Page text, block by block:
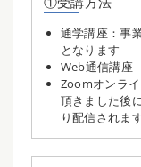
通学講座：事
となります
Web通信講座
Zoomオンラ
頂きました後
り配信されま